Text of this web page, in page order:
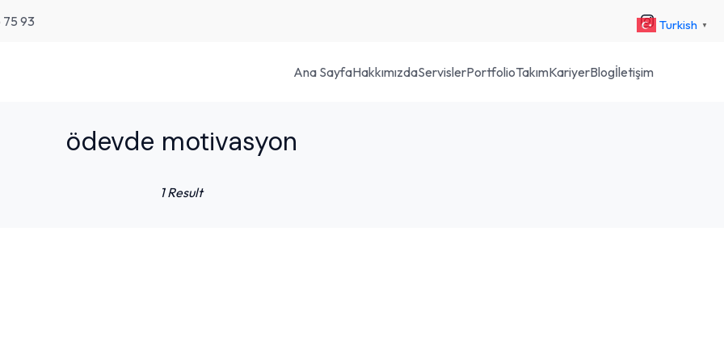
75 93
Ana SayfaHakkımızdaServislerPortfolioTakımKariyerBlogİletişim
ödevde motivasyon
1 Result
Turkish ▼